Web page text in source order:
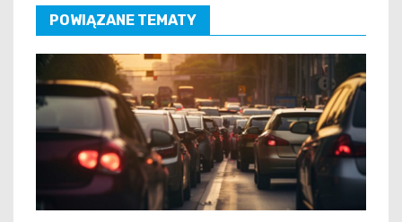
POWIĄZANE TEMATY